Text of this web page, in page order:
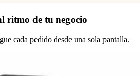
ritmo de tu negocio
cada pedido desde una sola pantalla.